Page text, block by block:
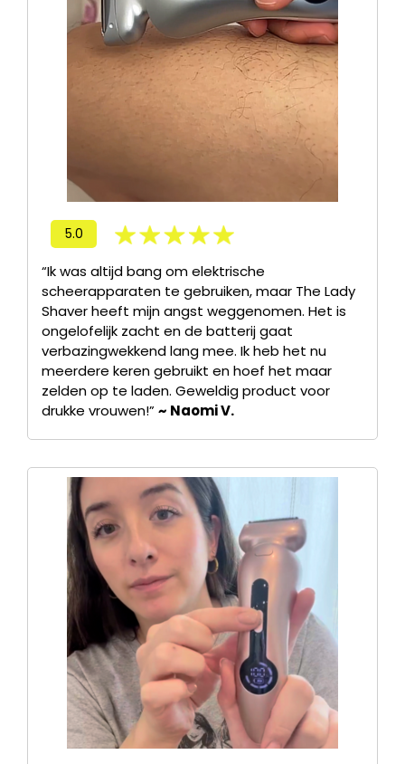
5.0
“Ik was altijd bang om elektrische
scheerapparaten te gebruiken, maar The Lady
Shaver heeft mijn angst weggenomen. Het is
ongelofelijk zacht en de batterij gaat
verbazingwekkend lang mee. Ik heb het nu
meerdere keren gebruikt en hoef het maar
zelden op te laden. Geweldig product voor
drukke vrouwen!”~ Naomi V.